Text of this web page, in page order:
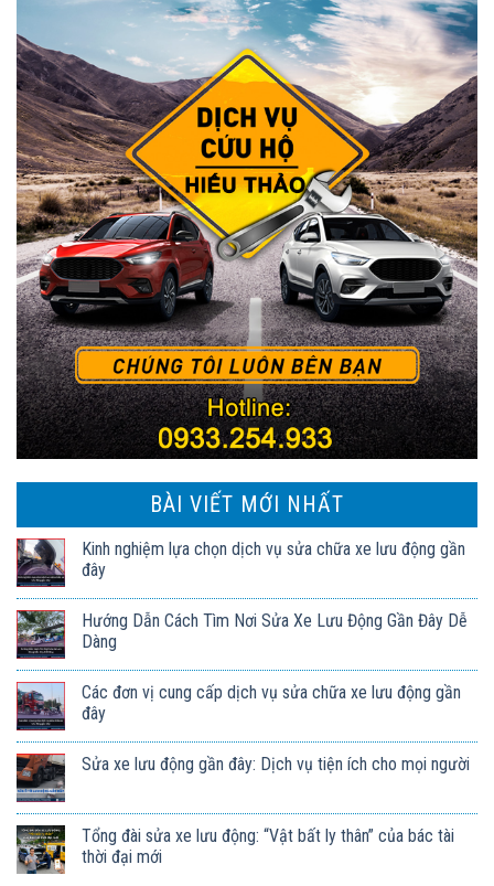
BÀI VIẾT MỚI NHẤT
Kinh nghiệm lựa chọn dịch vụ sửa chữa xe lưu động gần
đây
Hướng Dẫn Cách Tìm Nơi Sửa Xe Lưu Động Gần Đây Dễ
Dàng
Các đơn vị cung cấp dịch vụ sửa chữa xe lưu động gần
đây
Sửa xe lưu động gần đây: Dịch vụ tiện ích cho mọi người
Tổng đài sửa xe lưu động: “Vật bất ly thân” của bác tài
thời đại mới